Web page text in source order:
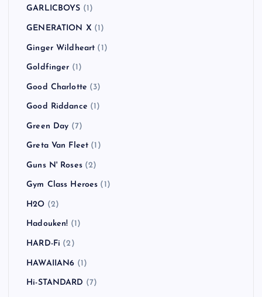
GARLICBOYS (1)
GENERATION X (1)
Ginger Wildheart (1)
Goldfinger (1)
Good Charlotte (3)
Good Riddance (1)
Green Day (7)
Greta Van Fleet (1)
Guns N' Roses(2)
Gym Class Heroes (1)
H2O (2)
Hadouken! (1)
HARD-Fi (2)
HAWAIIAN6 (1)
Hi-STANDARD (7)